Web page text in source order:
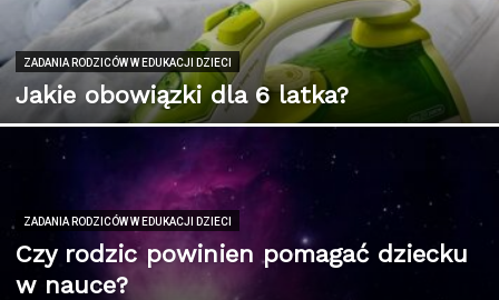
ZADANIA RODZICÓW W EDUKACJI DZIECI
Jakie obowiązki dla 6 latka?
ZADANIA RODZICÓW W EDUKACJI DZIECI
Czy rodzic powinien pomagać dziecku
w nauce?